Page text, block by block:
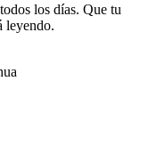
los días. Que tu
leyendo.